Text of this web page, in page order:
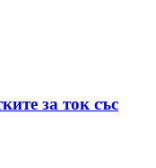
за ток със